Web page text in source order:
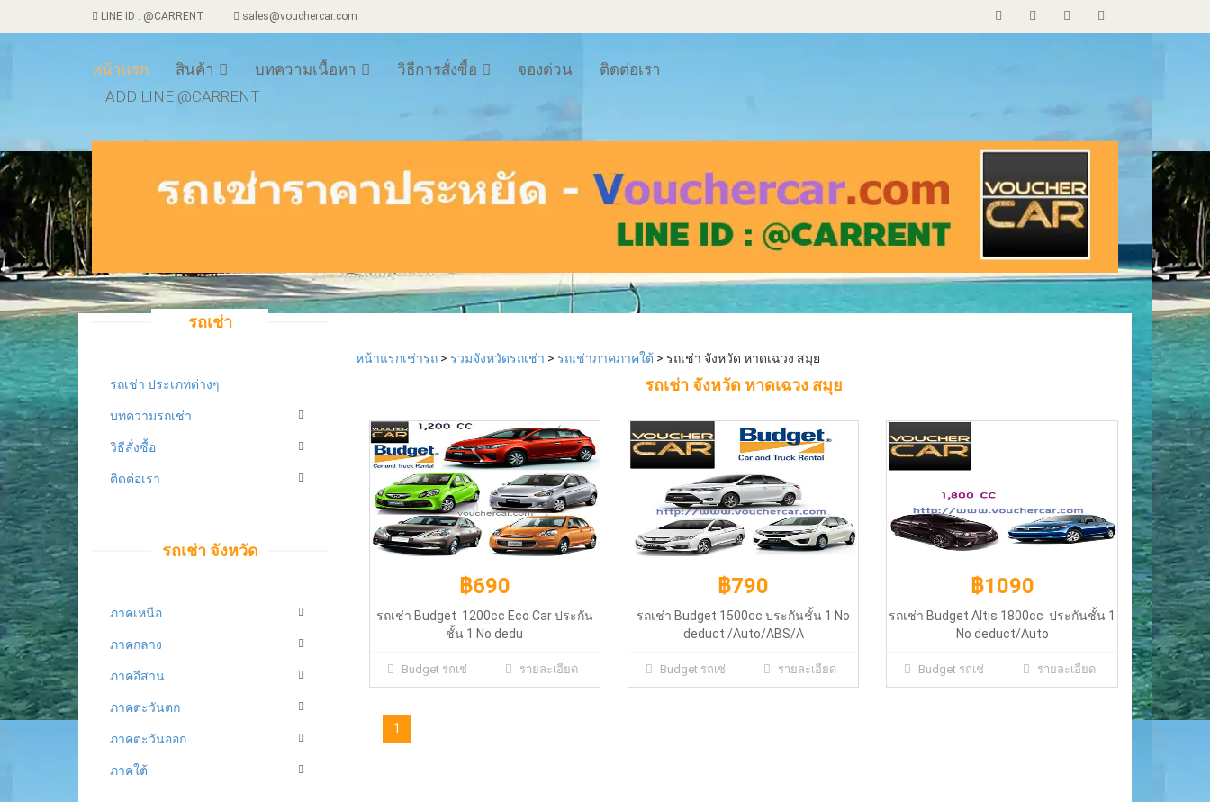
LINE ID : @CARRENT sales@vouchercar.com
หน้าแรก สินค้า บทความเนื้อหา วิธีการสั่งซื้อ จองด่วน
ติดต่อเรา
ADD LINE @CARRENT
รถเช่า
รถเช่า ประเภทต่างๆ
บทความรถเช่า
วิธีสั่งซื้อ
ติดต่อเรา
รถเช่า จังหวัด
ภาคเหนือ
ภาคกลาง
ภาคอีสาน
ภาคตะวันตก
ภาคตะวันออก
ภาคใต้
หน้าแรกเช่ารถ > รวมจังหวัดรถเช่า > รถเช่าภาคภาคใต้ > รถเช่า จังหวัด หาดเฉวง สมุย
รถเช่า จังหวัด หาดเฉวง สมุย
฿690
รถเช่า Budget 1200cc Eco Car ประกัน
ชั้น 1 No dedu
฿690
รถเช่า Budget 1200cc Eco Car ประกัน
Budget รถเช่ รายละเอียด
฿790
รถเช่า Budget 1500cc ประกันชั้น 1 No
deduct /Auto/ABS/A
รถเช่า Budget 1500cc ประกันชั้น 1 No
deduct /Auto/ABS/Airbag
Budget รถเช่ รายละเอียด
฿1090
รถเช่า Budget Altis 1800cc ประกันชั้น 1
No deduct/Auto
Budget รถเช่ รายละเอียด
1